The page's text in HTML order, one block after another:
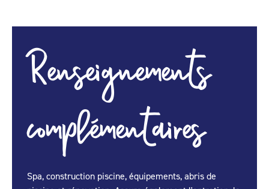
Renseignements
complémentaires
Spa, construction piscine, équipements, abris de